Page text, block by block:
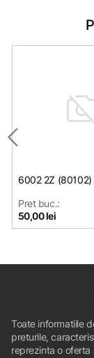
6002 2Z (80102)
Pret buc.:
50,00 lei
Toate informatiile
preturile,
reprezinta o oferta